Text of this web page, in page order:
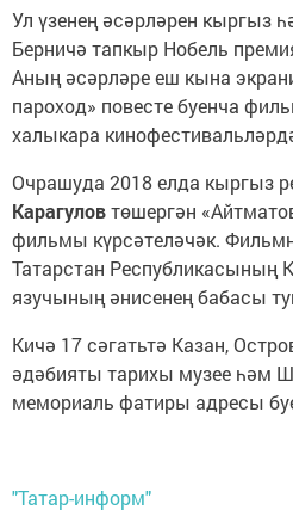
Ул үзенең әсәрләрен кыргыз
Берничә тапкыр Нобель
Аның әсәрләре еш кына
пароход» повесте буенча
халыкара
Очрашуда 2018 елда кыргыз
Карагуловтөшергән
фильмы күрсәтеләчәк.
Татарстан Республикасының
язучының әнисенең бабасы
Кичә 17 сәгатьтә Казан,
әдәбияты тарихы музее һәм
мемориаль фатиры адресы
"Татар-информ"